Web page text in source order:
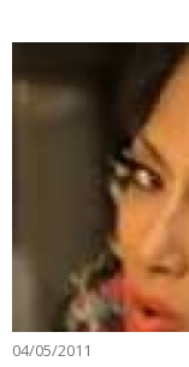
04/05/2011